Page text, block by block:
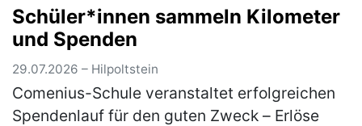
Schüler*innen sammeln Kilometer
und Spenden
29.07.2026 – Hilpoltstein
Comenius-Schule veranstaltet erfolgreichen
Spendenlauf für den guten Zweck – Erlöse